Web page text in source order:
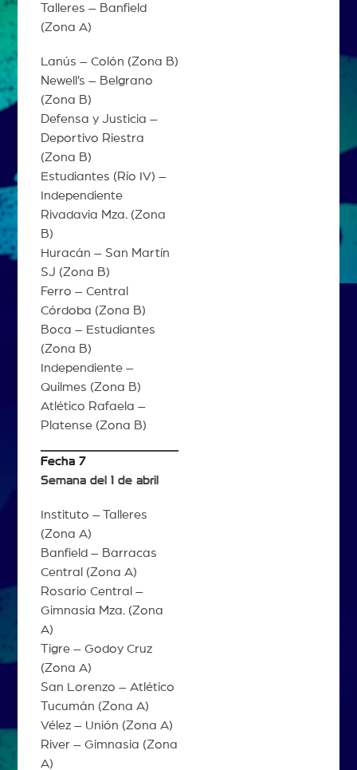
Talleres – Banfield
(Zona A)
Lanús – Colón (Zona B)
Newell’s – Belgrano
(Zona B)
Defensa y Justicia –
Deportivo Riestra
(Zona B)
Estudiantes (Río IV) –
Independiente
Rivadavia Mza. (Zona
B)
Huracán – San Martín
SJ (Zona B)
Ferro – Central
Córdoba (Zona B)
Boca – Estudiantes
(Zona B)
Independiente –
Quilmes (Zona B)
Atlético Rafaela –
Platense (Zona B)
Fecha 7
Semana del 1 de abril
Instituto – Talleres
(Zona A)
Banfield – Barracas
Central (Zona A)
Rosario Central –
Gimnasia Mza. (Zona
A)
Tigre – Godoy Cruz
(Zona A)
San Lorenzo – Atlético
Tucumán (Zona A)
Vélez – Unión (Zona A)
River – Gimnasia (Zona
A)